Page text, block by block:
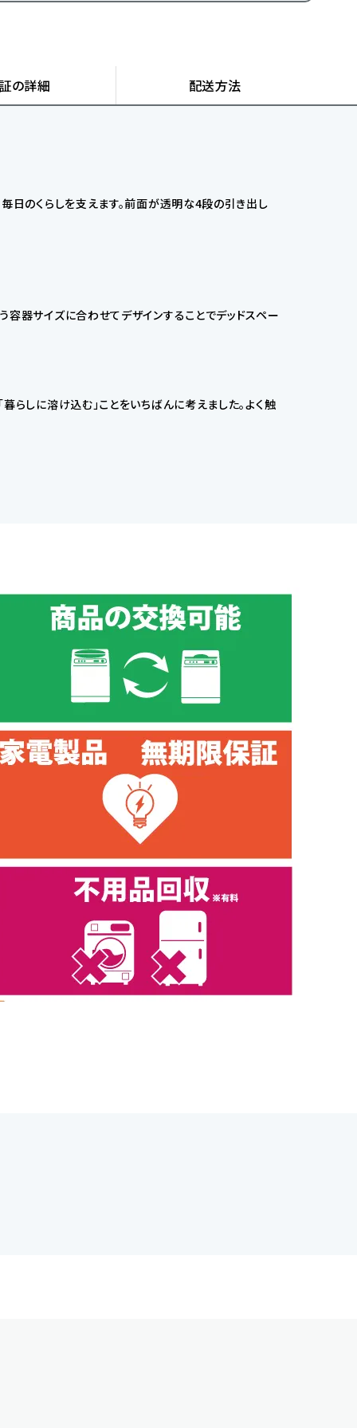
の詳細 配送方法
日のくらしを支えます。前面が透明な4段の引き出し
器サイズに合わせてデザインすることでデッドスペー
らしに溶け込む」ことをいちばんに考えました。よく触